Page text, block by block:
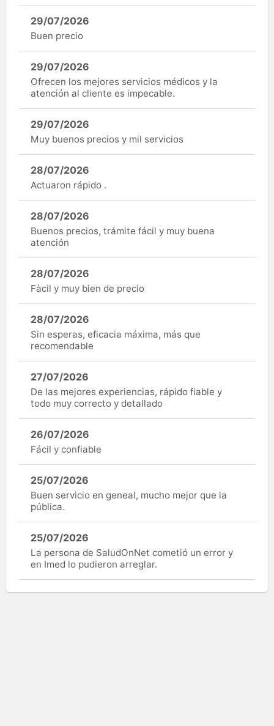
29/07/2026
Buen precio
29/07/2026
Ofrecen los mejores servicios médicos y la
atención al cliente es impecable.
29/07/2026
Muy buenos precios y mil servicios
28/07/2026
Actuaron rápido .
28/07/2026
Buenos precios, trámite fácil y muy buena
atención
28/07/2026
Fàcil y muy bien de precio
28/07/2026
Sin esperas, eficacia máxima, más que
recomendable
27/07/2026
De las mejores experiencias, rápido fiable y
todo muy correcto y detallado
26/07/2026
Fácil y confiable
25/07/2026
Buen servicio en geneal, mucho mejor que la
pública.
25/07/2026
La persona de SaludOnNet cometió un error y
en Imed lo pudieron arreglar.